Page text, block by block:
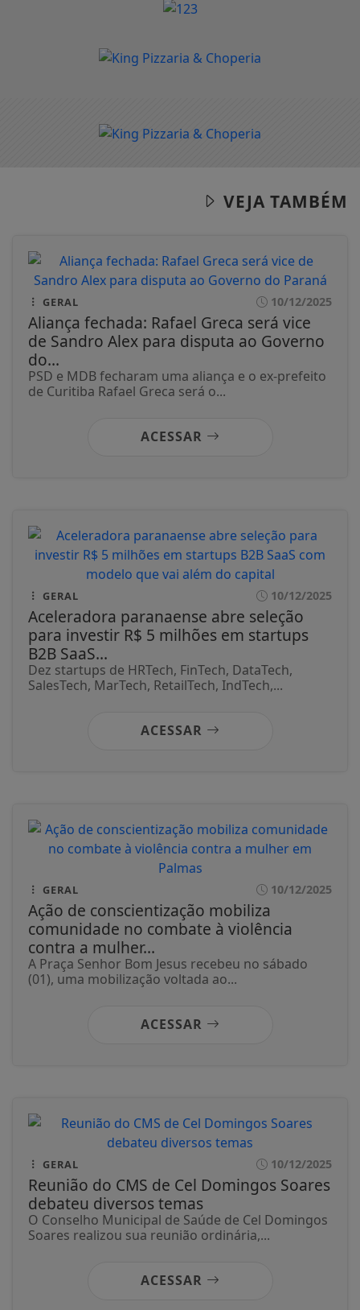
VEJA TAMBÉM
GERAL 10/12/2025
Aliança fechada: Rafael Greca será vice
de Sandro Alex para disputa ao Governo
do...
PSD e MDB fecharam uma aliança e o ex-prefeito
de Curitiba Rafael Greca será o...
ACESSAR
GERAL 10/12/2025
Aceleradora paranaense abre seleção
para investir R$ 5 milhões em startups
B2B SaaS...
Dez startups de HRTech, FinTech, DataTech,
SalesTech, MarTech, RetailTech, IndTech,...
ACESSAR
GERAL 10/12/2025
Ação de conscientização mobiliza
comunidade no combate à violência
contra a mulher...
A Praça Senhor Bom Jesus recebeu no sábado
(01), uma mobilização voltada ao...
ACESSAR
GERAL 10/12/2025
Reunião do CMS de Cel Domingos Soares
debateu diversos temas
O Conselho Municipal de Saúde de Cel Domingos
Soares realizou sua reunião ordinária,...
ACESSAR